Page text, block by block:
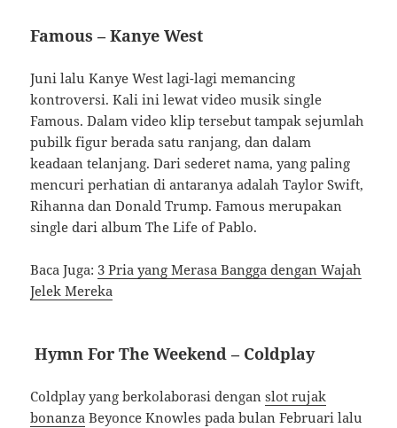
Famous – Kanye West
Juni lalu Kanye West lagi-lagi memancing
kontroversi. Kali ini lewat video musik single
Famous. Dalam video klip tersebut tampak sejumlah
pubilk figur berada satu ranjang, dan dalam
keadaan telanjang. Dari sederet nama, yang paling
mencuri perhatian di antaranya adalah Taylor Swift,
Rihanna dan Donald Trump. Famous merupakan
single dari album The Life of Pablo.
Baca Juga: 3 Pria yang Merasa Bangga dengan Wajah
Jelek Mereka
Hymn For The Weekend – Coldplay
Coldplay yang berkolaborasi denganslot rujak
bonanza Beyonce Knowles pada bulan Februari lalu